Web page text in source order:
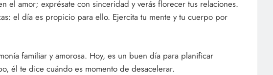
el amor; exprésate con sinceridad y verás florecer tus relaciones.
el día es propicio para ello. Ejercita tu mente y tu cuerpo por
familiar y amorosa. Hoy, es un buen día para planificar
él te dice cuándo es momento de desacelerar.